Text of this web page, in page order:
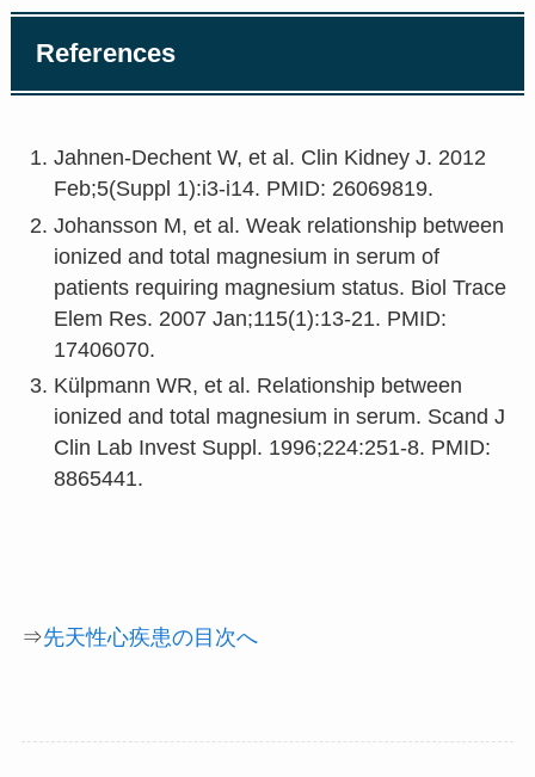
References
Jahnen-Dechent W, et al. Clin Kidney J. 2012
Feb;5(Suppl 1):i3-i14. PMID: 26069819.
Johansson M, et al. Weak relationship between
ionized and total magnesium in serum of
patients requiring magnesium status. Biol Trace
Elem Res. 2007 Jan;115(1):13-21. PMID:
17406070.
Külpmann WR, et al. Relationship between
ionized and total magnesium in serum. Scand J
Clin Lab Invest Suppl. 1996;224:251-8. PMID:
8865441.
⇒先天性心疾患の目次へ